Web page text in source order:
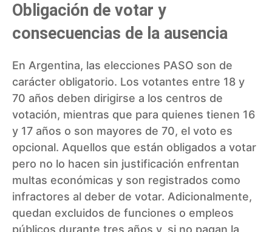
Obligación de votar y
consecuencias de la ausencia
En Argentina, las elecciones PASO son de
carácter obligatorio. Los votantes entre 18 y
70 años deben dirigirse a los centros de
votación, mientras que para quienes tienen 16
y 17 años o son mayores de 70, el voto es
opcional. Aquellos que están obligados a votar
pero no lo hacen sin justificación enfrentan
multas económicas y son registrados como
infractores al deber de votar. Adicionalmente,
quedan excluidos de funciones o empleos